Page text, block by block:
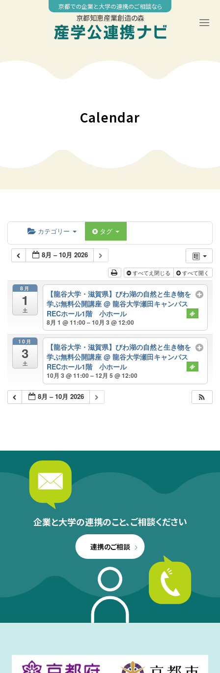
京都での企業と大学の連携のご相談なら
京都知恵産業創造の森
Calendar
カテゴリー タグ
8月 – 10月 2026
すべてえ閉じる すべて開く
8月
1
土
【龍谷大学・滋賀県】びわ湖の自然と生き物を
学ぶ無料公開講座@ 龍谷大学瀬田キャンパス
RECホール1階 小ホール
8月 1 @ 11:00 – 10月 3 @ 12:00
10月
3
土
【龍谷大学・滋賀県】びわ湖の自然と生き物を
学ぶ無料公開講座@ 龍谷大学瀬田キャンパス
RECホール1階 小ホール
10月 3 @ 11:00 – 12月 5 @ 12:00
8月 – 10月 2026
企業と大学の連携のこと、ご相談ください
連携のご相談